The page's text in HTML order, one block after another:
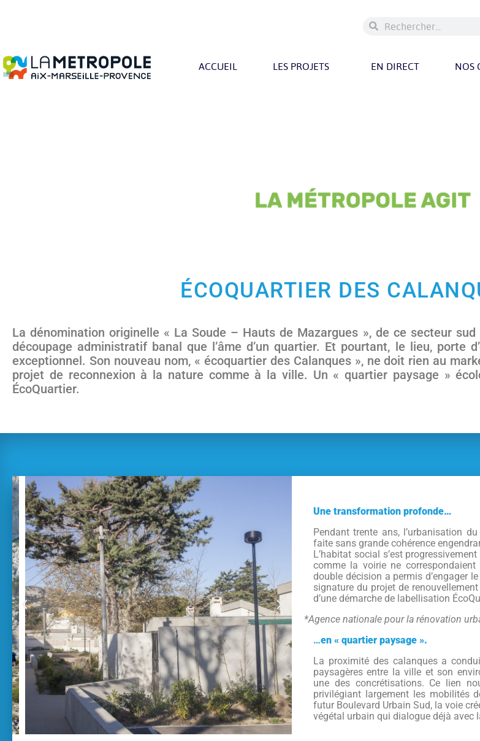
ACCUEIL LES PROJETS EN DIRECT NOS
ÉCOQUARTIER DES
La dénomination originelle « La Soude – Hauts de Mazargues », de ce secteur
découpage administratif banal que l’âme d’un quartier. Et pourtant, le lieu, porte
exceptionnel. Son nouveau nom, « écoquartier des Calanques », ne doit rien au
projet de reconnexion à la nature comme à la ville. Un « quartier paysage »
ÉcoQuartier.
Une transformation profonde…
Pendant trente ans, l’urbanisation
faite sans grande cohérence
L’habitat social s’est
comme la voirie ne
double décision a permis d’engager
signature du projet de
d’une démarche de labellisation
*Agence nationale pour la rénovation
…en « quartier paysage ».
La proximité des calanques a
paysagères entre la ville et son
une des concrétisations. Ce lien
privilégiant largement les mobilités
futur Boulevard Urbain Sud, la voie
végétal urbain qui dialogue déjà avec